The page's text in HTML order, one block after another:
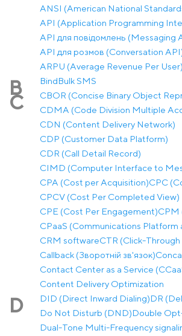
ANSI (American National
API (Application Programming
API для повідомлень (Messaging
API для розмов (Conversation
ARPU (Average Revenue Per User)
B BindBulk SMS
C
CBOR (Concise Binary Object
CDMA (Code Division Multiple
CDN (Content Delivery Network)
CDP (Customer Data Platform)
CDR (Call Detail Record)
CIMD (Computer Interface to
CPA (Cost per Acquisition)CPC
CPCV (Cost Per Completed View)
CPE (Cost Per Engagement)CPM
CPaaS (Communications Platform
CRM softwareCTR (Click-Through
Callback (Зворотній зв'язок)
Contact Center as a Service
Content Delivery Optimization
D DID (Direct Inward Dialing)DR
Do Not Disturb (DND)Double
Dual-Tone Multi-Frequency